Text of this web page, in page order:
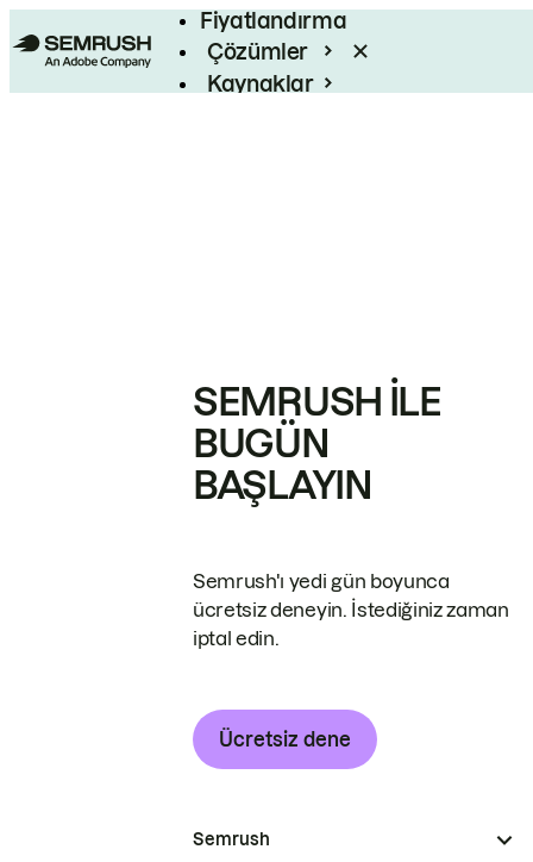
Fiyatlandırma
Çözümler
Kaynaklar
SEMRUSH ILE
BUGÜN
BAŞLAYIN
Semrush'ı yedi gün boyunca
ücretsiz deneyin. İstediğiniz zaman
iptal edin.
Ücretsiz dene
Semrush